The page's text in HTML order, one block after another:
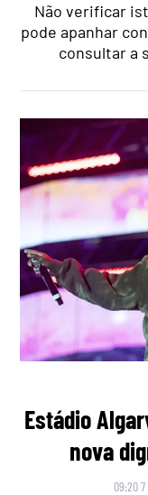
Não verificar
pode apanhar
consultar a
Estádio
nova
09:20